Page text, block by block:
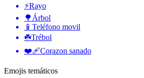
⚡Rayo
🌳 Árbol
📱 Teléfono movil
☘️Trébol
❤️‍🩹Corazon sanado
Emojis temáticos